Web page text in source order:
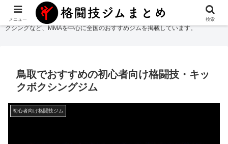
格闘技ジムまとめ
では総合格闘技・柔術・レスリング・キックボクシング・ボ
クシングなど、MMAを中心に全国のおすすめジムを掲載しています。
鳥取でおすすめの初心者向け格闘技・キッ
クボクシングジム
初心者向け格闘技ジム
メニュー 検索